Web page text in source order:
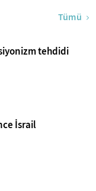
Tümü
tehdidi
İsrail